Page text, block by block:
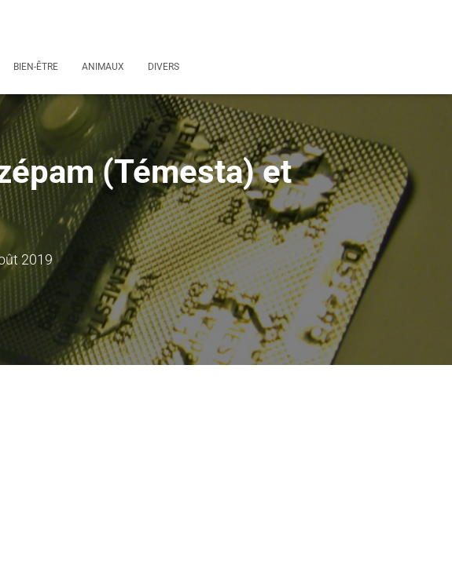
BIEN-ÊTRE ANIMAUX DIVERS
(Témesta) et
2019